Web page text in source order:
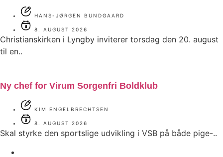
HANS-JØRGEN BUNDGAARD
8. AUGUST 2026
Christianskirken i Lyngby inviterer torsdag den 20. august
til en..
Ny chef for Virum Sorgenfri Boldklub
KIM ENGELBRECHTSEN
8. AUGUST 2026
Skal styrke den sportslige udvikling i VSB på både pige-..